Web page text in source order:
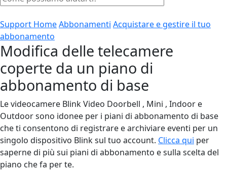
Support HomeAbbonamenti Acquistare e gestire il tuo
abbonamento
Modifica delle telecamere
coperte da un piano di
abbonamento di base
Le videocamere Blink Video Doorbell , Mini , Indoor e
Outdoor sono idonee per i piani di abbonamento di base
che ti consentono di registrare e archiviare eventi per un
singolo dispositivo Blink sul tuo account. Clicca qui per
saperne di più sui piani di abbonamento e sulla scelta del
piano che fa per te.